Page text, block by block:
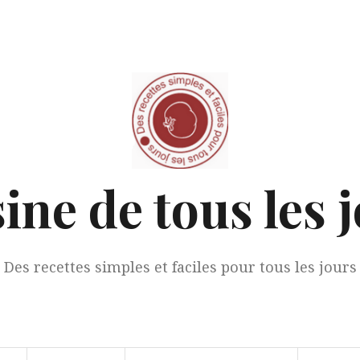
de tous les
Des recettes simples et faciles pour tous les jours